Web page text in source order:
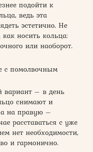
подойти к
ведь эта
эстетично. Не
носить кольца:
или наоборот.
с помолвочным
вариант – в день
снимают и
на правую –
расставаться с уже
нет необходимости,
и гармонично.